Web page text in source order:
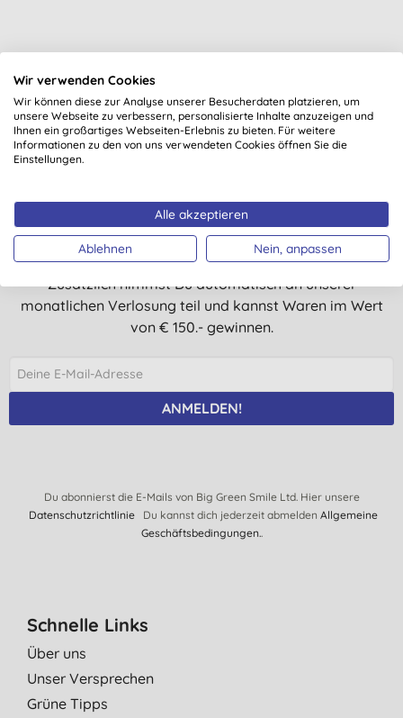
Suchst Du noch mehr, worüber Du
Trage dich für unseren Newsletter ein, und Du erhälst
regelmäßig Neuigkeiten, Ausblicke, Tipps und exklusive
Angebote nur für Abonnenten.
Zusätzlich nimmst Du automatisch an unserer
monatlichen Verlosung teil und kannst Waren im Wert
von € 150.- gewinnen.
ANMELDEN!
Du abonnierst die E-Mails von Big Green Smile Ltd. Hier unsere
DatenschutzrichtlinieDu kannst dich jederzeit abmelden Allgemeine
Geschäftsbedingungen..
Schnelle Links
Über uns
Unser Versprechen
Grüne Tipps
Wir verwenden Cookies
Wir können diese zur Analyse unserer Besucherdaten platzieren, um
unsere Webseite zu verbessern, personalisierte Inhalte anzuzeigen und
Ihnen ein großartiges Webseiten-Erlebnis zu bieten. Für weitere
Informationen zu den von uns verwendeten Cookies öffnen Sie die
Einstellungen.
Alle akzeptieren
Ablehnen Nein, anpassen